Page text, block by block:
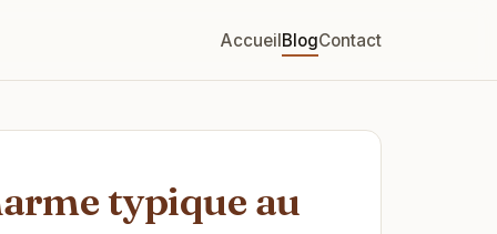
AccueilBlogContact
typique au